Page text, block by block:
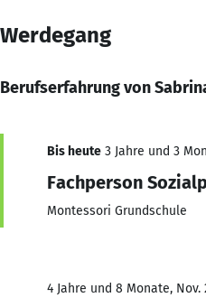
Werdegang
Berufserfahrung von
Bis heute 3 Jahre und 3
Fachperson
Montessori Grundschule
4 Jahre und 8 Monate, Nov.